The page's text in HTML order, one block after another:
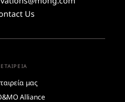
Us
ΕΤΑΙΡΕΊΑ
μας
Alliance